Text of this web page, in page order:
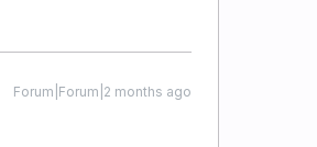
Forum|Forum|2 months ago